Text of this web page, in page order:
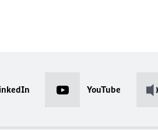
YouTube